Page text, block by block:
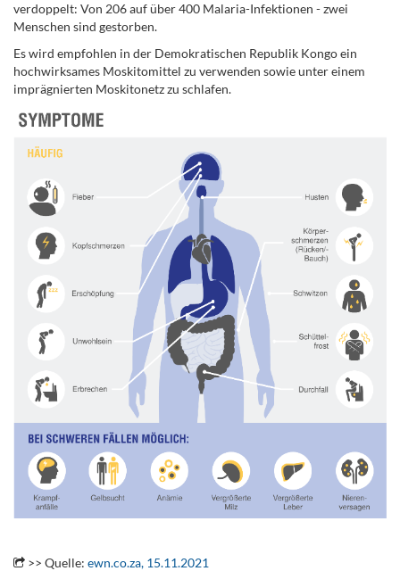
verdoppelt: Von 206 auf über 400 Malaria-Infektionen - zwei
Menschen sind gestorben.
Es wird empfohlen in der Demokratischen Republik Kongo ein
hochwirksames Moskitomittel zu verwenden sowie unter einem
imprägnierten Moskitonetz zu schlafen.
>> Quelle: ewn.co.za, 15.11.2021